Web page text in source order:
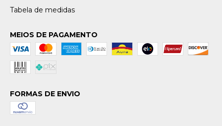
Tabela de medidas
MEIOS DE PAGAMENTO
FORMAS DE ENVIO